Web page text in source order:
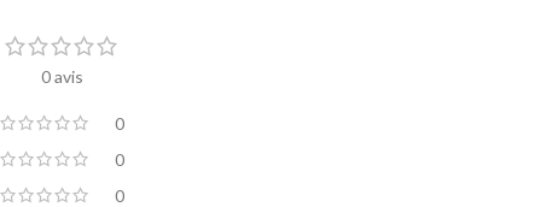
0 avis
0
0
0